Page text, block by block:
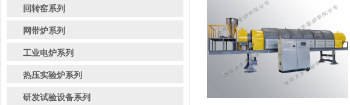
回转窑系列
网带炉系列
工业电炉系列
热压实验炉系列
研发试验设备系列